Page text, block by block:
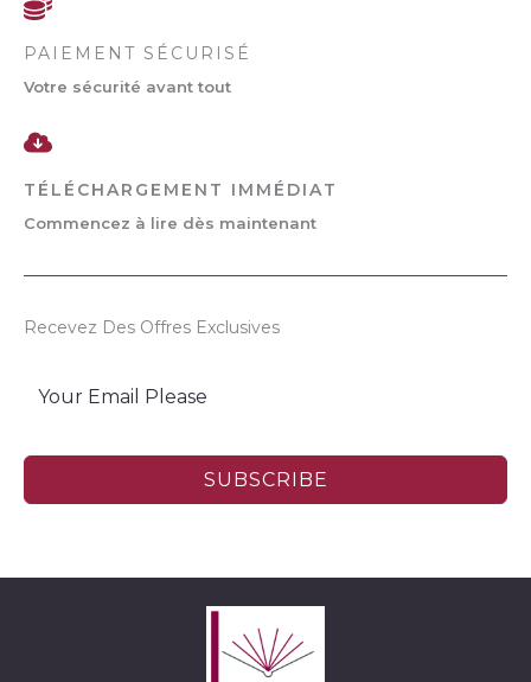
PAIEMENT SÉCURISÉ
Votre sécurité avant tout
TÉLÉCHARGEMENT IMMÉDIAT
Commencez à lire dès maintenant
Recevez Des Offres Exclusives
SUBSCRIBE